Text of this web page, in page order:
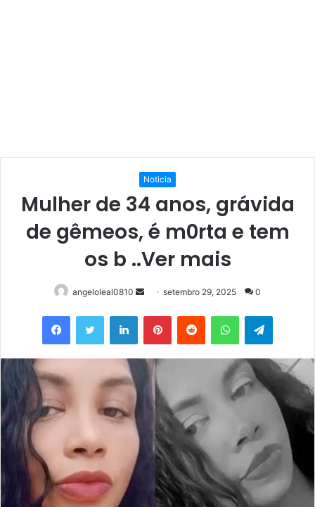
Noticia
Mulher de 34 anos, grávida
de gêmeos, é m0rta e tem
os b ..Ver mais
angeloleal0810
Mande
mail
setembro 29, 2025 0
FacebookTwitter LinkedinPinterestReddit WhatsAppTelegram